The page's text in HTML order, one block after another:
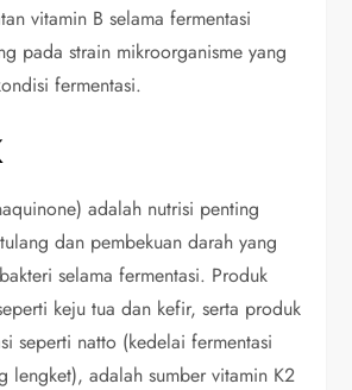
vitamin B selama fermentasi
pada strain mikroorganisme yang
fermentasi.
adalah nutrisi penting
dan pembekuan darah yang
selama fermentasi. Produk
keju tua dan kefir, serta produk
seperti natto (kedelai fermentasi
lengket), adalah sumber vitamin K2